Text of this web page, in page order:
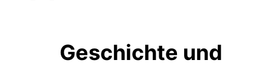
Geschichte und